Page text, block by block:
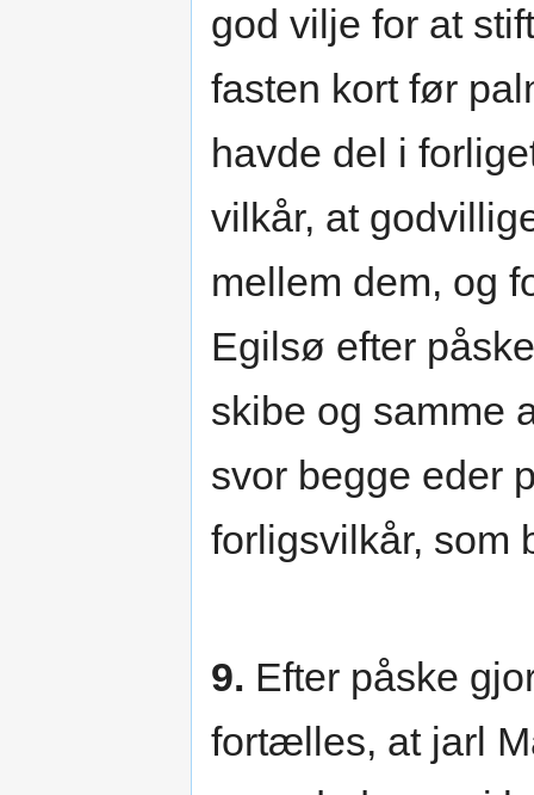
god vilje for at
fasten kort før
havde del i
vilkår, at
mellem dem, og
Egilsø efter
skibe og samme
svor begge eder
forligsvilkår, som
9. Efter påske
fortælles, at jarl